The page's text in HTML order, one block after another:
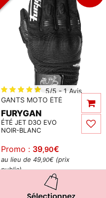
5/5 - 1 Avis
GANTS MOTO ÉTÉ
FURYGAN
ÉTÉ JET D3O EVO
NOIR-BLANC
Promo : 39,90€
au lieu de 49,90€ (prix
public)